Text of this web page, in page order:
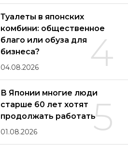
4
Туалеты в японских
комбини: общественное
благо или обуза для
бизнеса?
04.08.2026
5
В Японии многие люди
старше 60 лет хотят
продолжать работать
01.08.2026